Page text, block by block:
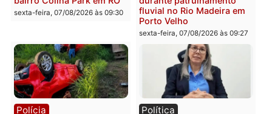
Casal é preso pela PRF
com mais de 72 quilos de
mercúrio escondidos em
estepe em Porto Velho
sexta-feira, 07/08/2026 às 09:38
Polícia
Polícia Civil deflagra
operação contra facção
criminosa que atacava
provedores de internet
Rondônia